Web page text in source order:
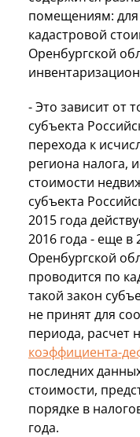
помещениям: для
кадастровой
Оренбургской
- Это зависит от
субъекта
перехода к
региона налога,
стоимости
субъекта
2015 года
2016 года - еще в
Оренбургской
проводится по
такой закон
не принят для
периода, расчет
коэффициента-
последних
стоимости,
порядке в
года.